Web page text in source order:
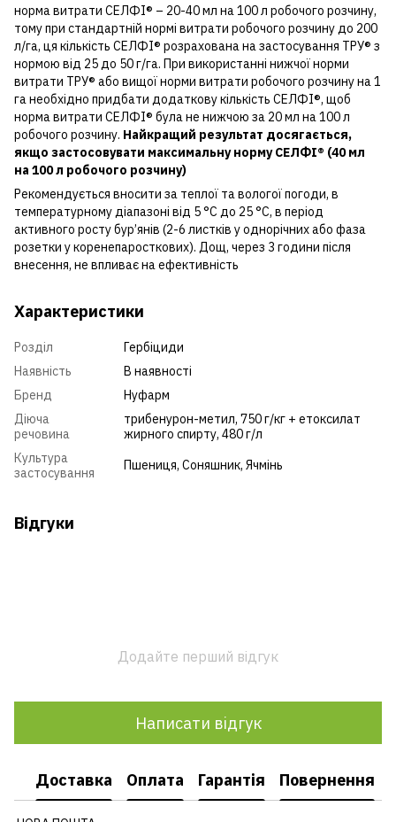
норма витрати СЕЛФІ® – 20-40 мл на 100 л робочого розчину,
тому при стандартній нормі витрати робочого розчину до 200
л/га, ця кількість СЕЛФІ® розрахована на застосування ТРУ® з
нормою від 25 до 50 г/га. При використанні нижчої норми
витрати ТРУ® або вищої норми витрати робочого розчину на 1
га необхідно придбати додаткову кількість СЕЛФІ®, щоб
норма витрати СЕЛФІ® була не нижчою за 20 мл на 100 л
робочого розчину. Найкращий результат досягається,
якщо застосовувати максимальну норму СЕЛФІ® (40 мл
на 100 л робочого розчину)
Рекомендується вносити за теплої та вологої погоди, в
температурному діапазоні від 5 °С до 25 °С, в період
активного росту бур’янів (2-6 листків у однорічних або фаза
розетки у коренепаросткових). Дощ, через 3 години після
внесення, не впливає на ефективність
Характеристики
Розділ
Гербіциди
Наявність
В наявності
Бренд
Нуфарм
Діюча
речовина
трибенурон-метил, 750 г/кг + етоксилат
жирного спирту, 480 г/л
Культура
застосування
Пшениця, Соняшник, Ячмінь
Відгуки
Додайте перший відгук
Написати відгук
Доставка Оплата Гарантія Повернення